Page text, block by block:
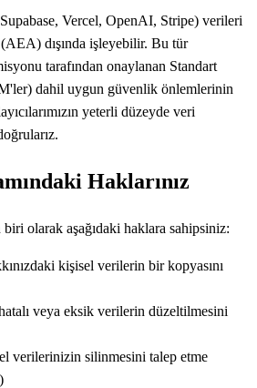
Vercel, OpenAI, Stripe) verileri
dışında işleyebilir. Bu tür
tarafından onaylanan Standart
dahil uygun güvenlik önlemlerinin
yeterli düzeyde veri
Haklarınız
olarak aşağıdaki haklara sahipsiniz:
kişisel verilerin bir kopyasını
veya eksik verilerin düzeltilmesini
verilerinizin silinmesini talep etme